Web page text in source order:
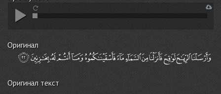
Оригинал
Оригинал текст